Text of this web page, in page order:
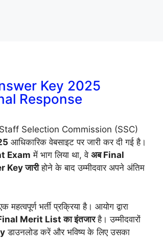
Key 2025
Response
Selection Commission (SSC)
आधिकारिक वेबसाइट पर जारी कर दी गई है।
Exam में भाग लिया था, वे अब Final
जारीहोने के बाद उम्मीदवार अपने अंतिम
भर्ती प्रक्रिया है। आयोग द्वारा
Merit List का इंतजारहै। उम्मीदवारों
डाउनलोड करें और भविष्य के लिए उसका